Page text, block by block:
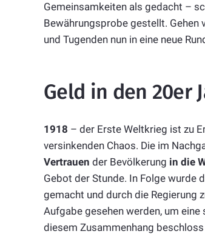
Gemeinsamkeiten als gedacht –
Bewährungsprobe gestellt.
und Tugenden nun in eine neue
Geld in den 20er
1918 – der Erste Weltkrieg ist zu
versinkenden Chaos. Die im
Vertrauen der Bevölkerung in die
Gebot der Stunde. In Folge wurde
gemacht und durch die Regierung
Aufgabe gesehen werden, um
diesem Zusammenhang